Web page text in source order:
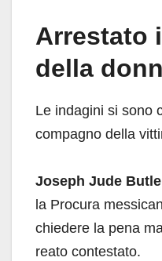
Arrestato
della
Le indagini si sono
compagno della
Joseph Jude
la Procura
chiedere la pena
reato contestato.